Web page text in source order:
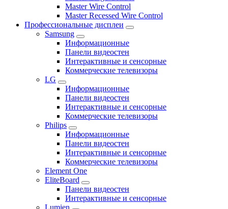
Master Wire Control
Master Recessed Wire Control
Профессиональные дисплеи
Samsung
Информационные
Панели видеостен
Интерактивные и сенсорные
Коммерческие телевизоры
LG
Информационные
Панели видеостен
Интерактивные и сенсорные
Коммерческие телевизоры
Philips
Информационные
Панели видеостен
Интерактивные и сенсорные
Коммерческие телевизоры
Element One
EliteBoard
Панели видеостен
Интерактивные и сенсорные